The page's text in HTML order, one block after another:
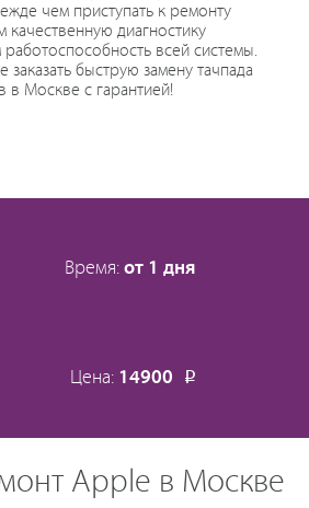
чем приступать к ремонту
диагностику
всей системы.
быструю замену тачпада
Москве с гарантией!
Время: от 1 дня
Цена: 14900 Р
Apple в Москве